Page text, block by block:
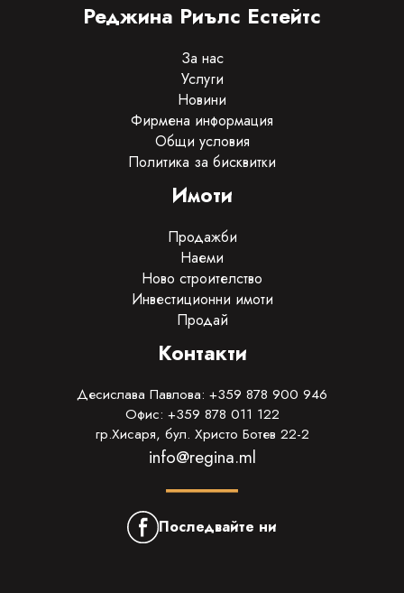
Реджина Риълс Естейтс
За нас
Услуги
Новини
Фирмена информация
Общи условия
Политика за бисквитки
Имоти
Продажби
Наеми
Ново строителство
Инвестиционни имоти
Продай
Контакти
Десислава Павлова: +359 878 900 946
Офис: +359 878 011 122
гр.Хисаря, бул. Христо Ботев 22-2
info@regina.ml
Последвайте ни